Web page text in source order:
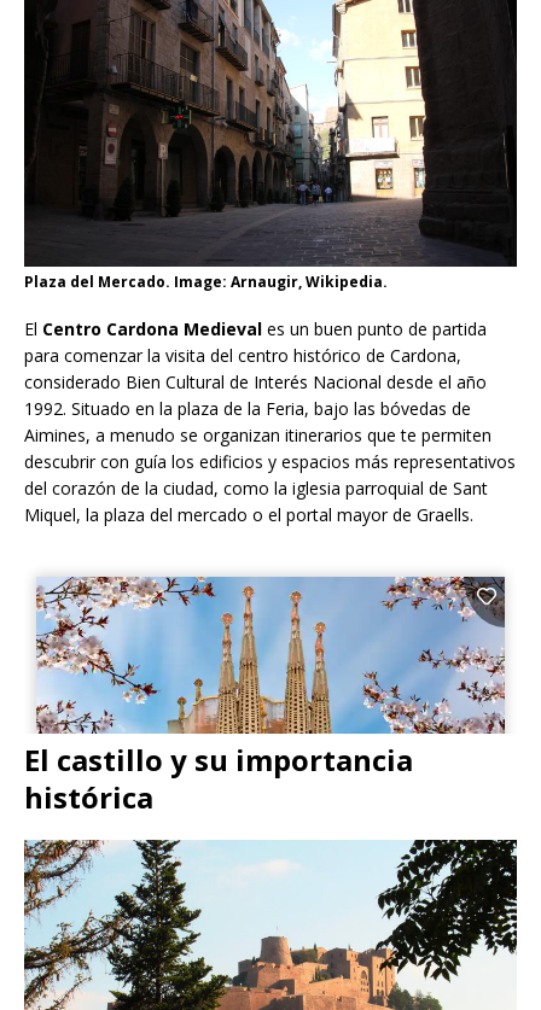
Plaza del Mercado. Image: Arnaugir, Wikipedia.
El Centro Cardona Medieval es un buen punto de partida
para comenzar la visita del centro histórico de Cardona,
considerado Bien Cultural de Interés Nacional desde el año
1992. Situado en la plaza de la Feria, bajo las bóvedas de
Aimines, a menudo se organizan itinerarios que te permiten
descubrir con guía los edificios y espacios más representativos
del corazón de la ciudad, como la iglesia parroquial de Sant
Miquel, la plaza del mercado o el portal mayor de Graells.
El castillo y su importancia
histórica